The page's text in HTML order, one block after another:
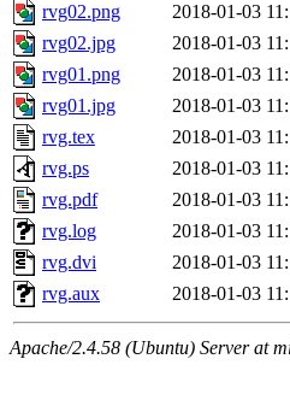
rvg02.png
2018-01-03
rvg02.jpg
2018-01-03
rvg01.png
2018-01-03
rvg01.jpg
2018-01-03
rvg.tex
2018-01-03
rvg.ps
2018-01-03
rvg.pdf
2018-01-03
rvg.log
2018-01-03
rvg.dvi
2018-01-03
rvg.aux
2018-01-03
Apache/2.4.58 (Ubuntu) Server at